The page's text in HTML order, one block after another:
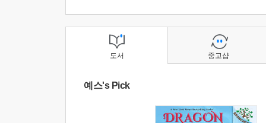
도서
예스's Pick
중고샵